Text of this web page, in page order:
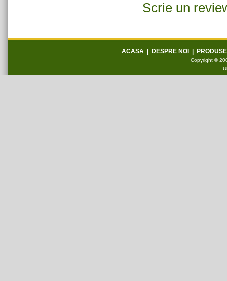
Scrie un
ACASA DESPRE NOI
Copyright ©